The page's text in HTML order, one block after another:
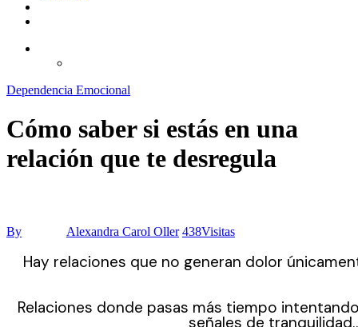
Dependencia Emocional
Cómo saber si estás en una
relación que te desregula
By Alexandra Carol Oller 438Visitas
Hay relaciones que no generan dolor
Relaciones donde pasas más tiempo
señales de